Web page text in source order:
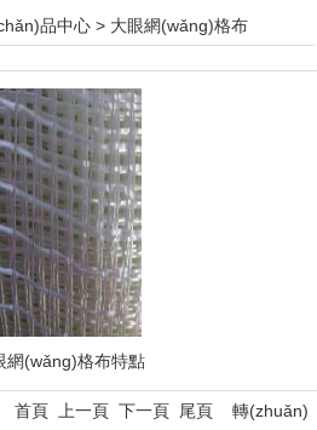
品中心 > 大眼網(wǎng)格布
網(wǎng)格布特點
(diǎn)
首頁 上一頁 下一頁 尾頁 轉(zhuǎn)